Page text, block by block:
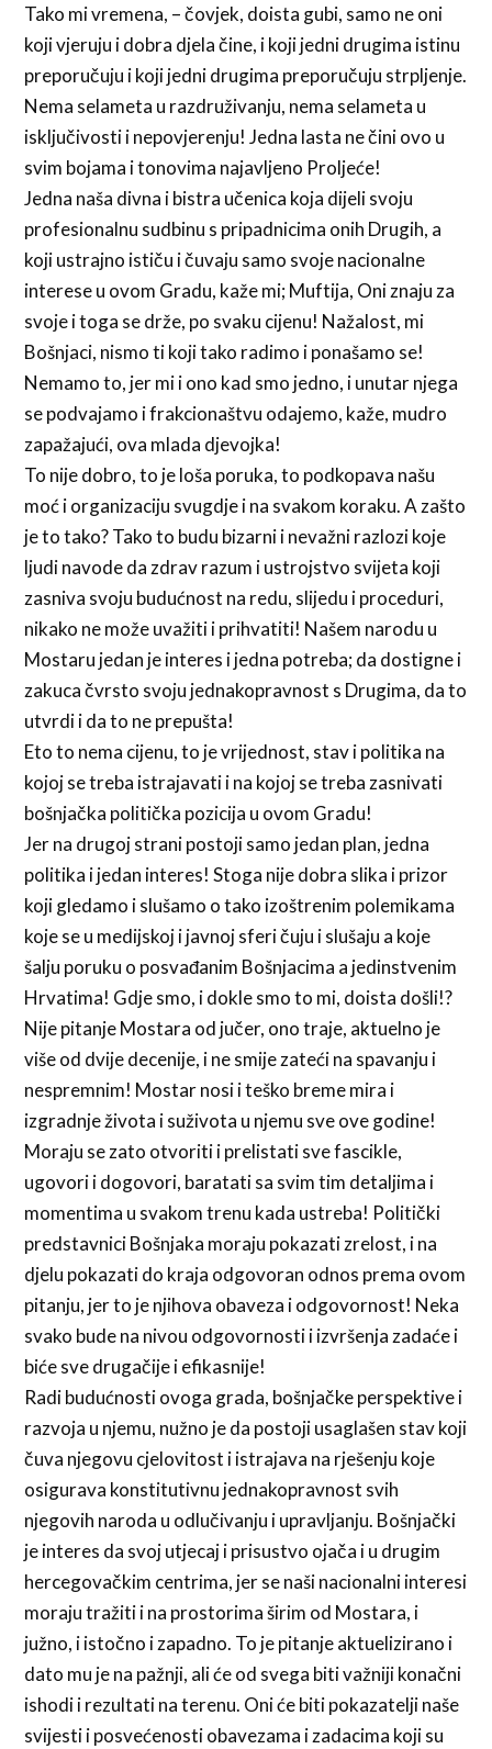
Tako mi vremena, – čovjek, doista gubi, samo ne oni
koji vjeruju i dobra djela čine, i koji jedni drugima istinu
preporučuju i koji jedni drugima preporučuju strpljenje.
Nema selameta u razdruživanju, nema selameta u
isključivosti i nepovjerenju! Jedna lasta ne čini ovo u
svim bojama i tonovima najavljeno Proljeće!
Jedna naša divna i bistra učenica koja dijeli svoju
profesionalnu sudbinu s pripadnicima onih Drugih, a
koji ustrajno ističu i čuvaju samo svoje nacionalne
interese u ovom Gradu, kaže mi; Muftija, Oni znaju za
svoje i toga se drže, po svaku cijenu! Nažalost, mi
Bošnjaci, nismo ti koji tako radimo i ponašamo se!
Nemamo to, jer mi i ono kad smo jedno, i unutar njega
se podvajamo i frakcionaštvu odajemo, kaže, mudro
zapažajući, ova mlada djevojka!
To nije dobro, to je loša poruka, to podkopava našu
moć i organizaciju svugdje i na svakom koraku. A zašto
je to tako? Tako to budu bizarni i nevažni razlozi koje
ljudi navode da zdrav razum i ustrojstvo svijeta koji
zasniva svoju budućnost na redu, slijedu i proceduri,
nikako ne može uvažiti i prihvatiti! Našem narodu u
Mostaru jedan je interes i jedna potreba; da dostigne i
zakuca čvrsto svoju jednakopravnost s Drugima, da to
utvrdi i da to ne prepušta!
Eto to nema cijenu, to je vrijednost, stav i politika na
kojoj se treba istrajavati i na kojoj se treba zasnivati
bošnjačka politička pozicija u ovom Gradu!
Jer na drugoj strani postoji samo jedan plan, jedna
politika i jedan interes! Stoga nije dobra slika i prizor
koji gledamo i slušamo o tako izoštrenim polemikama
koje se u medijskoj i javnoj sferi čuju i slušaju a koje
šalju poruku o posvađanim Bošnjacima a jedinstvenim
Hrvatima! Gdje smo, i dokle smo to mi, doista došli!?
Nije pitanje Mostara od jučer, ono traje, aktuelno je
više od dvije decenije, i ne smije zateći na spavanju i
nespremnim! Mostar nosi i teško breme mira i
izgradnje života i suživota u njemu sve ove godine!
Moraju se zato otvoriti i prelistati sve fascikle,
ugovori i dogovori, baratati sa svim tim detaljima i
momentima u svakom trenu kada ustreba! Politički
predstavnici Bošnjaka moraju pokazati zrelost, i na
djelu pokazati do kraja odgovoran odnos prema ovom
pitanju, jer to je njihova obaveza i odgovornost! Neka
svako bude na nivou odgovornosti i izvršenja zadaće i
biće sve drugačije i efikasnije!
Radi budućnosti ovoga grada, bošnjačke perspektive i
razvoja u njemu, nužno je da postoji usaglašen stav koji
čuva njegovu cjelovitost i istrajava na rješenju koje
osigurava konstitutivnu jednakopravnost svih
njegovih naroda u odlučivanju i upravljanju. Bošnjački
je interes da svoj utjecaj i prisustvo ojača i u drugim
hercegovačkim centrima, jer se naši nacionalni interesi
moraju tražiti i na prostorima širim od Mostara, i
južno, i istočno i zapadno. To je pitanje aktuelizirano i
dato mu je na pažnji, ali će od svega biti važniji konačni
ishodi i rezultati na terenu. Oni će biti pokazatelji naše
svijesti i posvećenosti obavezama i zadacima koji su